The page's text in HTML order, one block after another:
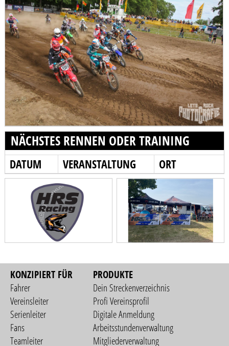
NÄCHSTES RENNEN ODER TRAINING
DATUM VERANSTALTUNG ORT
KONZIPIERT FÜR
Fahrer
Vereinsleiter
Serienleiter
Fans
Teamleiter
PRODUKTE
Dein Streckenverzeichnis
Profi Vereinsprofil
Digitale Anmeldung
Arbeitsstundenverwaltung
Mitgliederverwaltung